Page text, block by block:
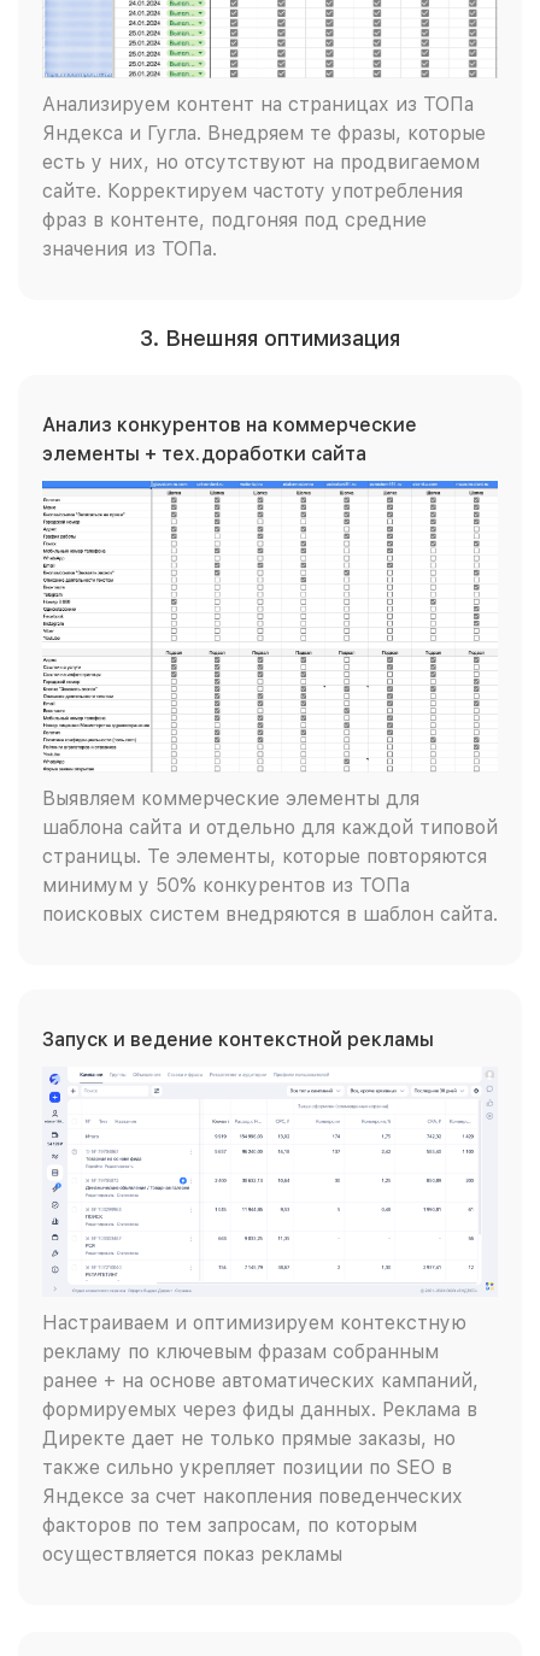
Анализируем контент на страницах из ТОПа
Яндекса и Гугла. Внедряем те фразы, которые
есть у них, но отсутствуют на продвигаемом
сайте. Корректируем частоту употребления
фраз в контенте, подгоняя под средние
значения из ТОПа.
3. Внешняя оптимизация
Анализ конкурентов на коммерческие
элементы + тех.доработки сайта
Выявляем коммерческие элементы для
шаблона сайта и отдельно для каждой типовой
страницы. Те элементы, которые повторяются
минимум у 50% конкурентов из ТОПа
поисковых систем внедряются в шаблон сайта.
Запуск и ведение контекстной рекламы
Настраиваем и оптимизируем контекстную
рекламу по ключевым фразам собранным
ранее + на основе автоматических кампаний,
формируемых через фиды данных. Реклама в
Директе дает не только прямые заказы, но
также сильно укрепляет позиции по SEO в
Яндексе за счет накопления поведенческих
факторов по тем запросам, по которым
осуществляется показ рекламы